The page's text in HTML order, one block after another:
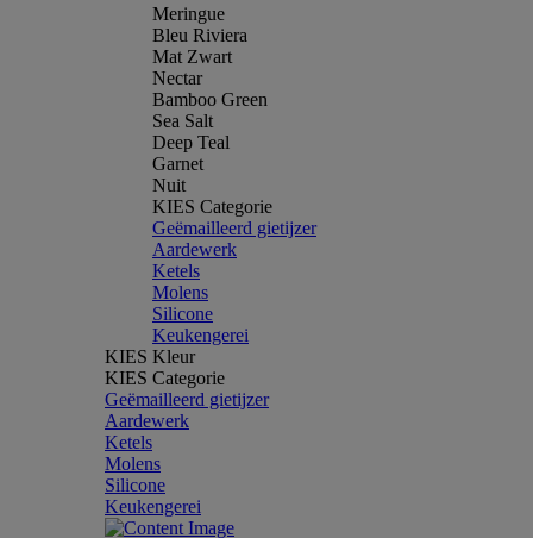
Meringue
Bleu Riviera
Mat Zwart
Nectar
Bamboo Green
Sea Salt
Deep Teal
Garnet
Nuit
KIES Categorie
Geëmailleerd gietijzer
Aardewerk
Ketels
Molens
Silicone
Keukengerei
KIES Kleur
KIES Categorie
Geëmailleerd gietijzer
Aardewerk
Ketels
Molens
Silicone
Keukengerei